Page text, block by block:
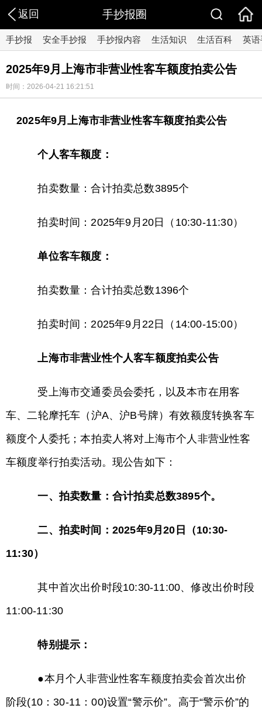
返回 手抄报圈
手抄报 安全手抄报 手抄报内容 生活知识 生活百科 英
2025年9月上海市非营业性客车额度拍卖公告
时间：2026-04-21 16:21:51
2025年9月上海市非营业性客车额度拍卖公告
个人客车额度：
拍卖数量：合计拍卖总数3895个
拍卖时间：2025年9月20日（10:30-11:30）
单位客车额度：
拍卖数量：合计拍卖总数1396个
拍卖时间：2025年9月22日（14:00-15:00）
上海市非营业性个人客车额度拍卖公告
受上海市交通委员会委托，以及本市在用客
车、二轮摩托车（沪A、沪B号牌）有效额度转换客车
额度个人委托；本拍卖人将对上海市个人非营业性客
车额度举行拍卖活动。现公告如下：
一、拍卖数量：合计拍卖总数3895个。
二、拍卖时间：2025年9月20日（10:30-
11:30）
其中首次出价时段10:30-11:00、修改出价时段
11:00-11:30
特别提示：
●本月个人非营业性客车额度拍卖会首次出价
阶段(10：30-11：00)设置“警示价”。高于“警示价”的